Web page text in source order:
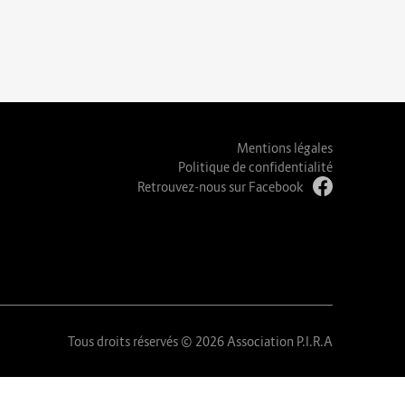
Mentions légales
Politique de confidentialité
Retrouvez-nous sur Facebook
Tous droits réservés © 2026 Association P.I.R.A